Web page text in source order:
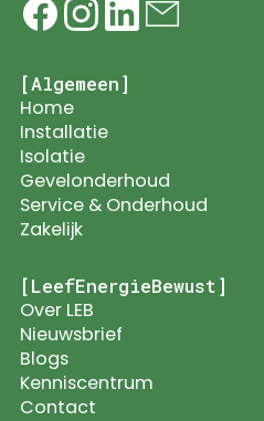
[Algemeen]
Home
Installatie
Isolatie
Gevelonderhoud
Service & Onderhoud
Zakelijk
[LeefEnergieBewust]
Over LEB
Nieuwsbrief
Blogs
Kenniscentrum
Contact